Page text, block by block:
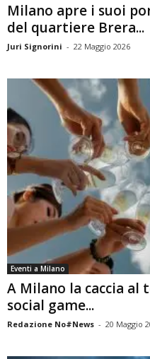
Milano apre i suoi
del quartiere Brera...
Juri Signorini - 22 Maggio 2026
Eventi a Milano
A Milano la caccia al
social game...
Redazione No#News - 20 Maggio